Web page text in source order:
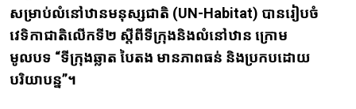
សម្រាប់លំនៅឋានមនុស្សជាតិ (UN-Habitat) បានរៀបចំ
វេទិកាជាតិលើកទី២ ស្តីពីទីក្រុងនិងលំនៅឋាន ក្រោម
មូលបទ “ទីក្រុង​ឆ្លាត បៃតង មានភាពធន់ និង​ប្រកប​ដោយ
បរិយាបន្ន”។